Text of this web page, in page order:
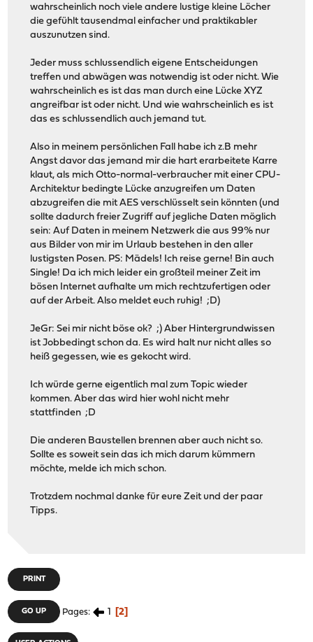
wahrscheinlich noch viele andere lustige kleine Löcher
die gefühlt tausendmal einfacher und praktikabler
auszunutzen sind.
Jeder muss schlussendlich eigene Entscheidungen
treffen und abwägen was notwendig ist oder nicht. Wie
wahrscheinlich es ist das man durch eine Lücke XYZ
angreifbar ist oder nicht. Und wie wahrscheinlich es ist
das es schlussendlich auch jemand tut.
Also in meinem persönlichen Fall habe ich z.B mehr
Angst davor das jemand mir die hart erarbeitete Karre
klaut, als mich Otto-normal-verbraucher mit einer CPU-
Architektur bedingte Lücke anzugreifen um Daten
abzugreifen die mit AES verschlüsselt sein könnten (und
sollte dadurch freier Zugriff auf jegliche Daten möglich
sein: Auf Daten in meinem Netzwerk die aus 99% nur
aus Bilder von mir im Urlaub bestehen in den aller
lustigsten Posen. PS: Mädels! Ich reise gerne! Bin auch
Single! Da ich mich leider ein großteil meiner Zeit im
bösen Internet aufhalte um mich rechtzufertigen oder
auf der Arbeit. Also meldet euch ruhig! ;D)
JeGr: Sei mir nicht böse ok? ;) Aber Hintergrundwissen
ist Jobbedingt schon da. Es wird halt nur nicht alles so
heiß gegessen, wie es gekocht wird.
Ich würde gerne eigentlich mal zum Topic wieder
kommen. Aber das wird hier wohl nicht mehr
stattfinden ;D
Die anderen Baustellen brennen aber auch nicht so.
Sollte es soweit sein das ich mich darum kümmern
möchte, melde ich mich schon.
Trotzdem nochmal danke für eure Zeit und der paar
Tipps.
PRINT
GO UP Pages 1 2